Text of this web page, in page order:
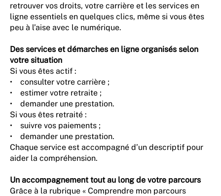
retrouver vos droits, votre carrière et les services en
ligne essentiels en quelques clics, même si vous êtes
peu à l’aise avec le numérique.
Des services et démarches en ligne organisés selon
votre situation
Si vous êtes actif :
• consulter votre carrière ;
• estimer votre retraite ;
• demander une prestation.
Si vous êtes retraité :
• suivre vos paiements ;
• demander une prestation.
Chaque service est accompagné d’un descriptif pour
aider la compréhension.
Un accompagnement tout au long de votre parcours
Grâce à la rubrique « Comprendre mon parcours